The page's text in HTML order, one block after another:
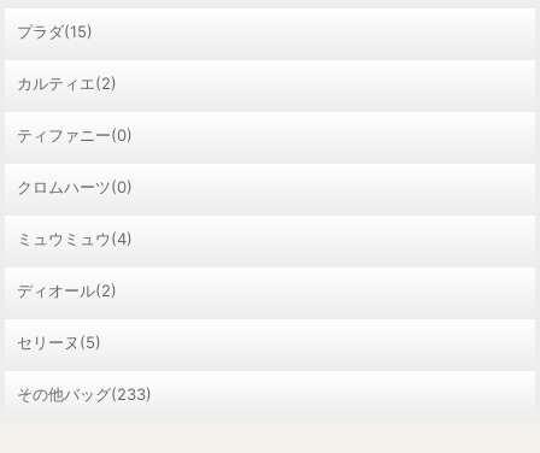
プラダ(15)
カルティエ(2)
ティファニー(0)
クロムハーツ(0)
ミュウミュウ(4)
ディオール(2)
セリーヌ(5)
その他バッグ(233)